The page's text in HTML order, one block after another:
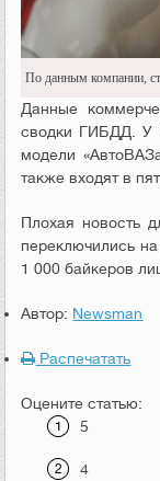
По данным компании,
Данные
сводки ГИБДД. У
модели
также входят в
Плохая новость
переключились
1 000 байкеров
Автор: Newsman
Распечатать
Оцените статью:
5
4